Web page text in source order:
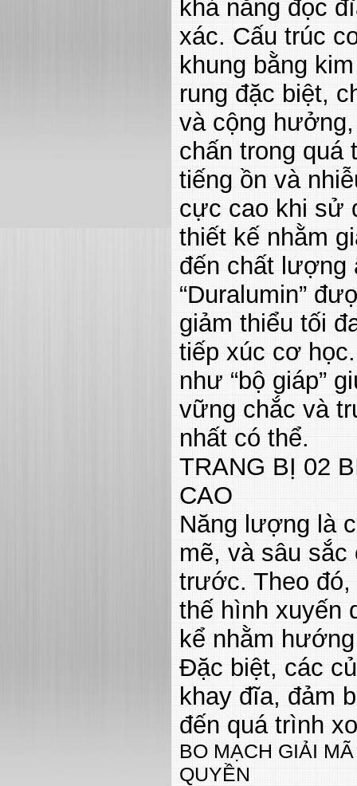
khả năng đọc
xác. Cấu trúc
khung bằng
rung đặc biệt,
và cộng
chấn trong quá
tiếng ồn và
cực cao khi sử
thiết kế nhằm
đến chất lượng
“Duralumin”
giảm thiểu tối
tiếp xúc cơ
như “bộ giáp”
vững chắc và
nhất có thể.
TRANG BỊ 02
CAO
Năng lượng là
mẽ, và sâu
trước. Theo
thế hình xuyến
kể nhằm
Đặc biệt, các
khay đĩa, đảm
đến quá trình
BO MẠCH GIẢI
QUYỀN